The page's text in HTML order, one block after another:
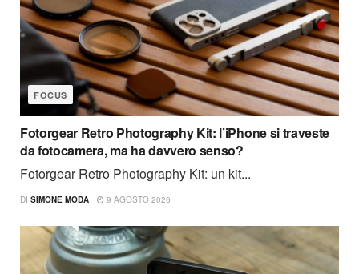
FOCUS
Fotorgear Retro Photography Kit: l’iPhone si traveste
da fotocamera, ma ha davvero senso?
Fotorgear Retro Photography Kit: un kit...
DI SIMONE MODA 9 AGOSTO 2026